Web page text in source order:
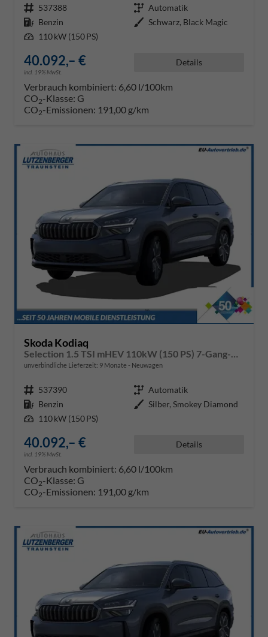
Fahrzeugnr. 537388 Getriebe Automatik
Kraftstoff Benzin Außenfarbe Schwarz, Black Magic
Leistung 110 kW (150 PS)
40.092,– €
incl. 19% MwSt.
Details
Verbrauch kombiniert: 6,60 l/100km
CO2-Klasse: G
CO2-Emissionen: 191,00 g/km
Skoda Kodiaq
unverbindliche Lieferzeit: 9 Monate Neuwagen
Fahrzeugnr. 537390 Getriebe Automatik
Kraftstoff Benzin Außenfarbe Silber, Smokey Diamond
Leistung 110 kW (150 PS)
40.092,– €
incl. 19% MwSt.
Details
Verbrauch kombiniert: 6,60 l/100km
CO2-Klasse: G
CO2-Emissionen: 191,00 g/km